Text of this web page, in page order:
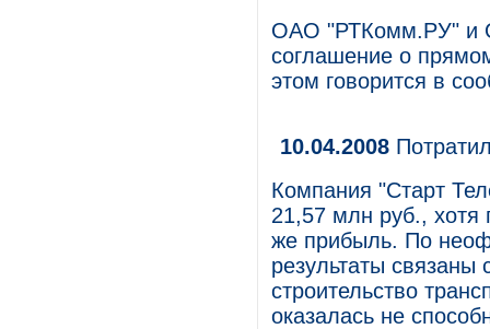
ОАО "РТКомм.РУ" и
соглашение о
этом говорится в
10.04.2008
Компания "Старт
21,57 млн руб., хотя
же прибыль. По
результаты связаны
строительство
оказалась не